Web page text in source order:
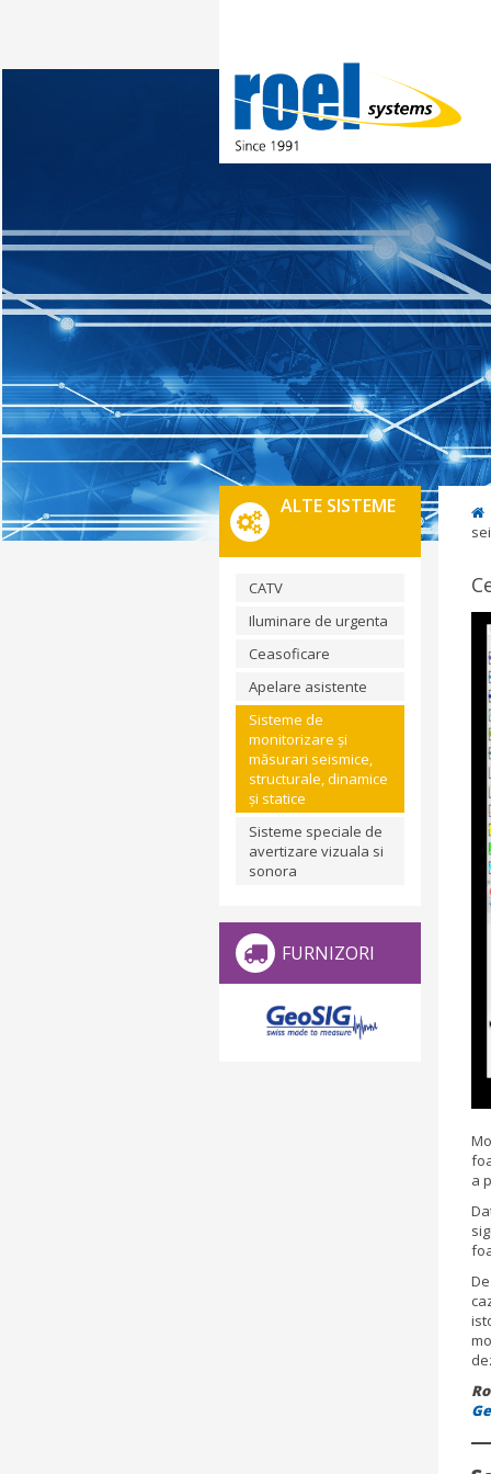
ALTE SISTEME
CATV
Iluminare de urgenta
Ceasoficare
Apelare asistente
Sisteme de
monitorizare și
măsurari seismice,
structurale, dinamice
și statice
Sisteme speciale de
avertizare vizuala si
sonora
FURNIZORI
a